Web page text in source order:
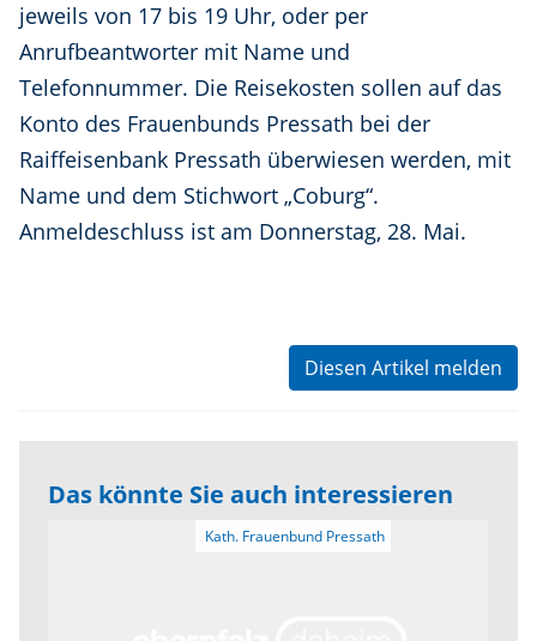
jeweils von 17 bis 19 Uhr, oder per
Anrufbeantworter mit Name und
Telefonnummer. Die Reisekosten sollen auf das
Konto des Frauenbunds Pressath bei der
Raiffeisenbank Pressath überwiesen werden, mit
Name und dem Stichwort „Coburg“.
Anmeldeschluss ist am Donnerstag, 28. Mai.
Diesen Artikel melden
Das könnte Sie auch interessieren
Kath. Frauenbund Pressath